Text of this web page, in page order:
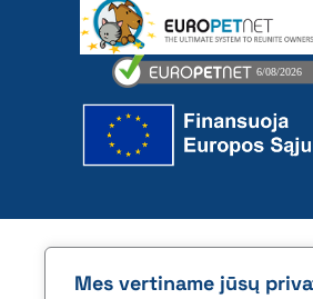
Mes vertiname jūsų
2026 © All rights reserved